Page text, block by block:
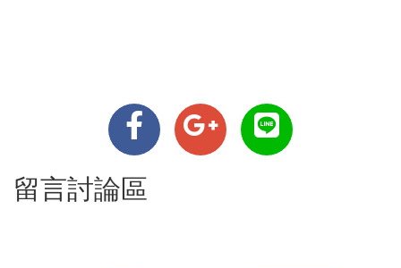
留言討論區